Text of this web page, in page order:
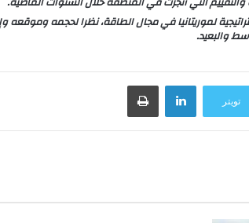
لموريتانيا في مجال الطاقة، نظرا لحجمه وموقعه
والبعيد.
تويتر
لينكدإن